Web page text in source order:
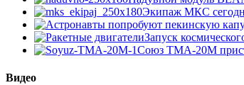
Экипаж МКС
Запуск
Союз ТМА-20М
Видео